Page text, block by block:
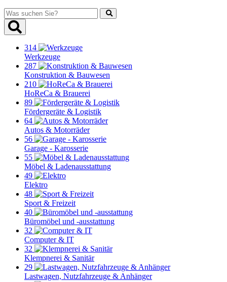
Was
suchen
Sie?
314
Werkzeuge
287
Konstruktion & Bauwesen
210
HoReCa & Brauerei
89
Fördergeräte & Logistik
64
Autos & Motorräder
56
Garage - Karosserie
55
Möbel & Ladenausstattung
49
Elektro
48
Sport & Freizeit
40
Büromöbel und -ausstattung
32
Computer & IT
32
Klempnerei & Sanitär
29
Lastwagen, Nutzfahrzeuge & Anhänger